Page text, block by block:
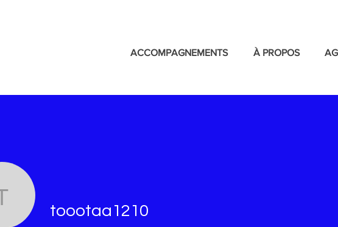
ACCOMPAGNEMENTS À PROPOS
toootaa1210
toootaa1210